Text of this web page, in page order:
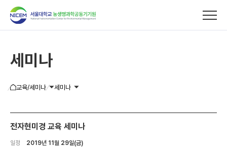
교육/세미나
세미나
교육/세미나 세미나
전자현미경 교육 세미나
일정
2019년 11월 29일(금)